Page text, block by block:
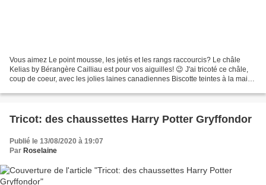
Vous aimez Le point mousse, les jetés et les rangs raccourcis? Le châle
Kelias by Bérangère Cailliau est pour vos aiguilles! 😉 J'ai tricoté ce châle,
coup de coeur, avec les jolies laines canadiennes Biscotte teintes à la main,
Tricot: des chaussettes Harry Potter Gryffondor
Publié le 13/08/2020 à 19:07
Par Roselaine